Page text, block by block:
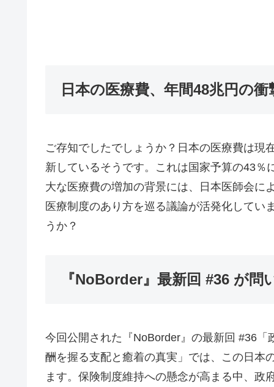
日本の医療費、年間48兆円の衝
ご存知でしたでしょうか？日本の医療費は現
新しているそうです。これは国家予算の43
大な医療費の増加の背景には、日本医師会に
医療制度のあり方を巡る議論が活発化してい
うか？
『NoBorder』最新回 #36 が
今回公開された『NoBorder』の最新回 #36
酬を握る支配と癒着の真実」では、この日本
ます。保険制度維持への懸念が高まる中、